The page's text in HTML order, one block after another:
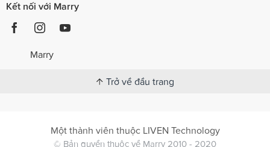
Kết nối với Marry
Marry
Trở về đầu trang
Một thành viên thuộc LIVEN Technology
© Bản quyền thuộc về Marry 2010 - 2020